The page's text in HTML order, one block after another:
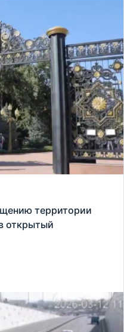
территории
открытый